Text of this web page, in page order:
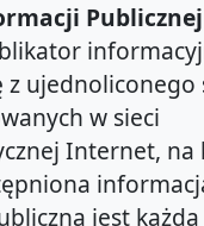
Publicznej
z
w sieci
Internet, na
jest